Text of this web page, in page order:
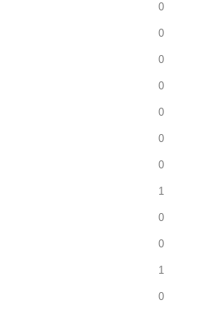
0
0
0
0
0
0
0
1
0
0
1
0